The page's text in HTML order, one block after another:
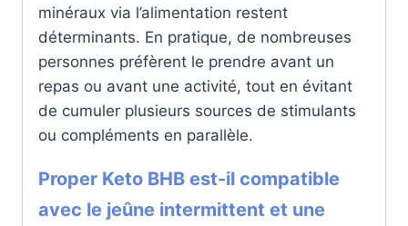
minéraux via l’alimentation restent
déterminants. En pratique, de nombreuses
personnes préfèrent le prendre avant un
repas ou avant une activité, tout en évitant
de cumuler plusieurs sources de stimulants
ou compléments en parallèle.
Proper Keto BHB est-il compatible
avec le jeûne intermittent et une